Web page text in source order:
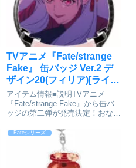
TVアニメ『Fate/strange
Fake』 缶バッジ Ver.2 デ
ザイン20(フィリア)[ライセ
ンスエージェント]が予約
受付中
アイテム情報■説明TVアニメ
『Fate/strange Fake』から缶バ
ッジの第二弾が発売決定！おなじ
パッと目を引く存在感☆バッグ等
に付けてお楽しみいただけます。
Fate/strange Fake_缶バッジ ...
Fateシリーズ